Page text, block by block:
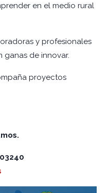
en el medio rural
y profesionales
de innovar.
proyectos